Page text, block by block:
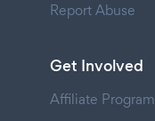
Report Abuse
Get Involved
Affiliate Program